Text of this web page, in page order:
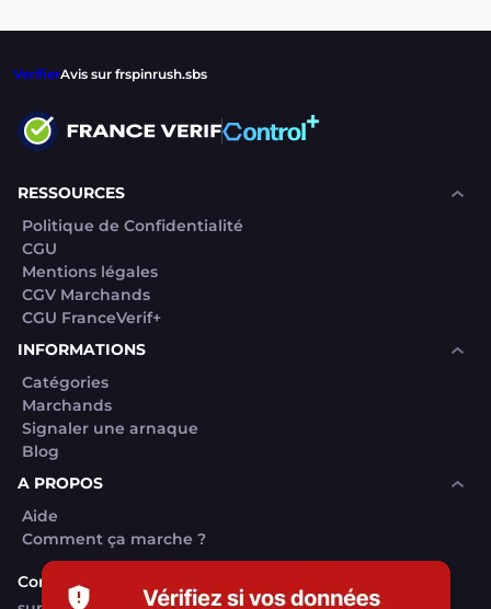
VerifierAvis sur frspinrush.sbs
RESSOURCES
Politique de Confidentialité
CGU
Mentions légales
CGV Marchands
CGU FranceVerif+
INFORMATIONS
Catégories
Marchands
Signaler une arnaque
Blog
A PROPOS
Aide
Comment ça marche ?
Contact support utilisateurs